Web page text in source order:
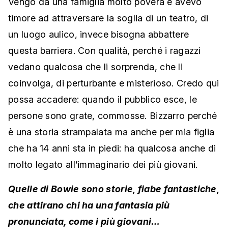
timore ad attraversare la soglia di un teatro, di
un luogo aulico, invece bisogna abbattere
questa barriera. Con qualità, perché i ragazzi
vedano qualcosa che li sorprenda, che li
coinvolga, di perturbante e misterioso. Credo qui
possa accadere: quando il pubblico esce, le
persone sono grate, commosse. Bizzarro perché
è una storia strampalata ma anche per mia figlia
che ha 14 anni sta in piedi: ha qualcosa anche di
molto legato all’immaginario dei più giovani.
Quelle di Bowie sono storie, fiabe fantastiche,
che attirano chi ha una fantasia più
pronunciata, come i più giovani…